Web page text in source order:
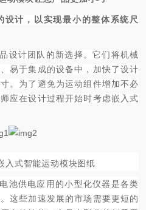
计，以实现最小的整体系统尺
设计团队的新选择。它们将机械
易于集成的设备中，加快了设计
。为了避免为运动组件增加不必
应在设计过程开始时考虑嵌入式
入式智能运动模块图纸
池供电应用的小型化仪器是各类
这些加速发展的市场需要更短的